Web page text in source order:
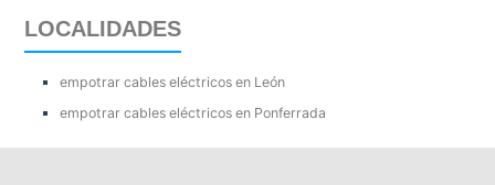
LOCALIDADES
empotrar cables eléctricos en León
empotrar cables eléctricos en Ponferrada